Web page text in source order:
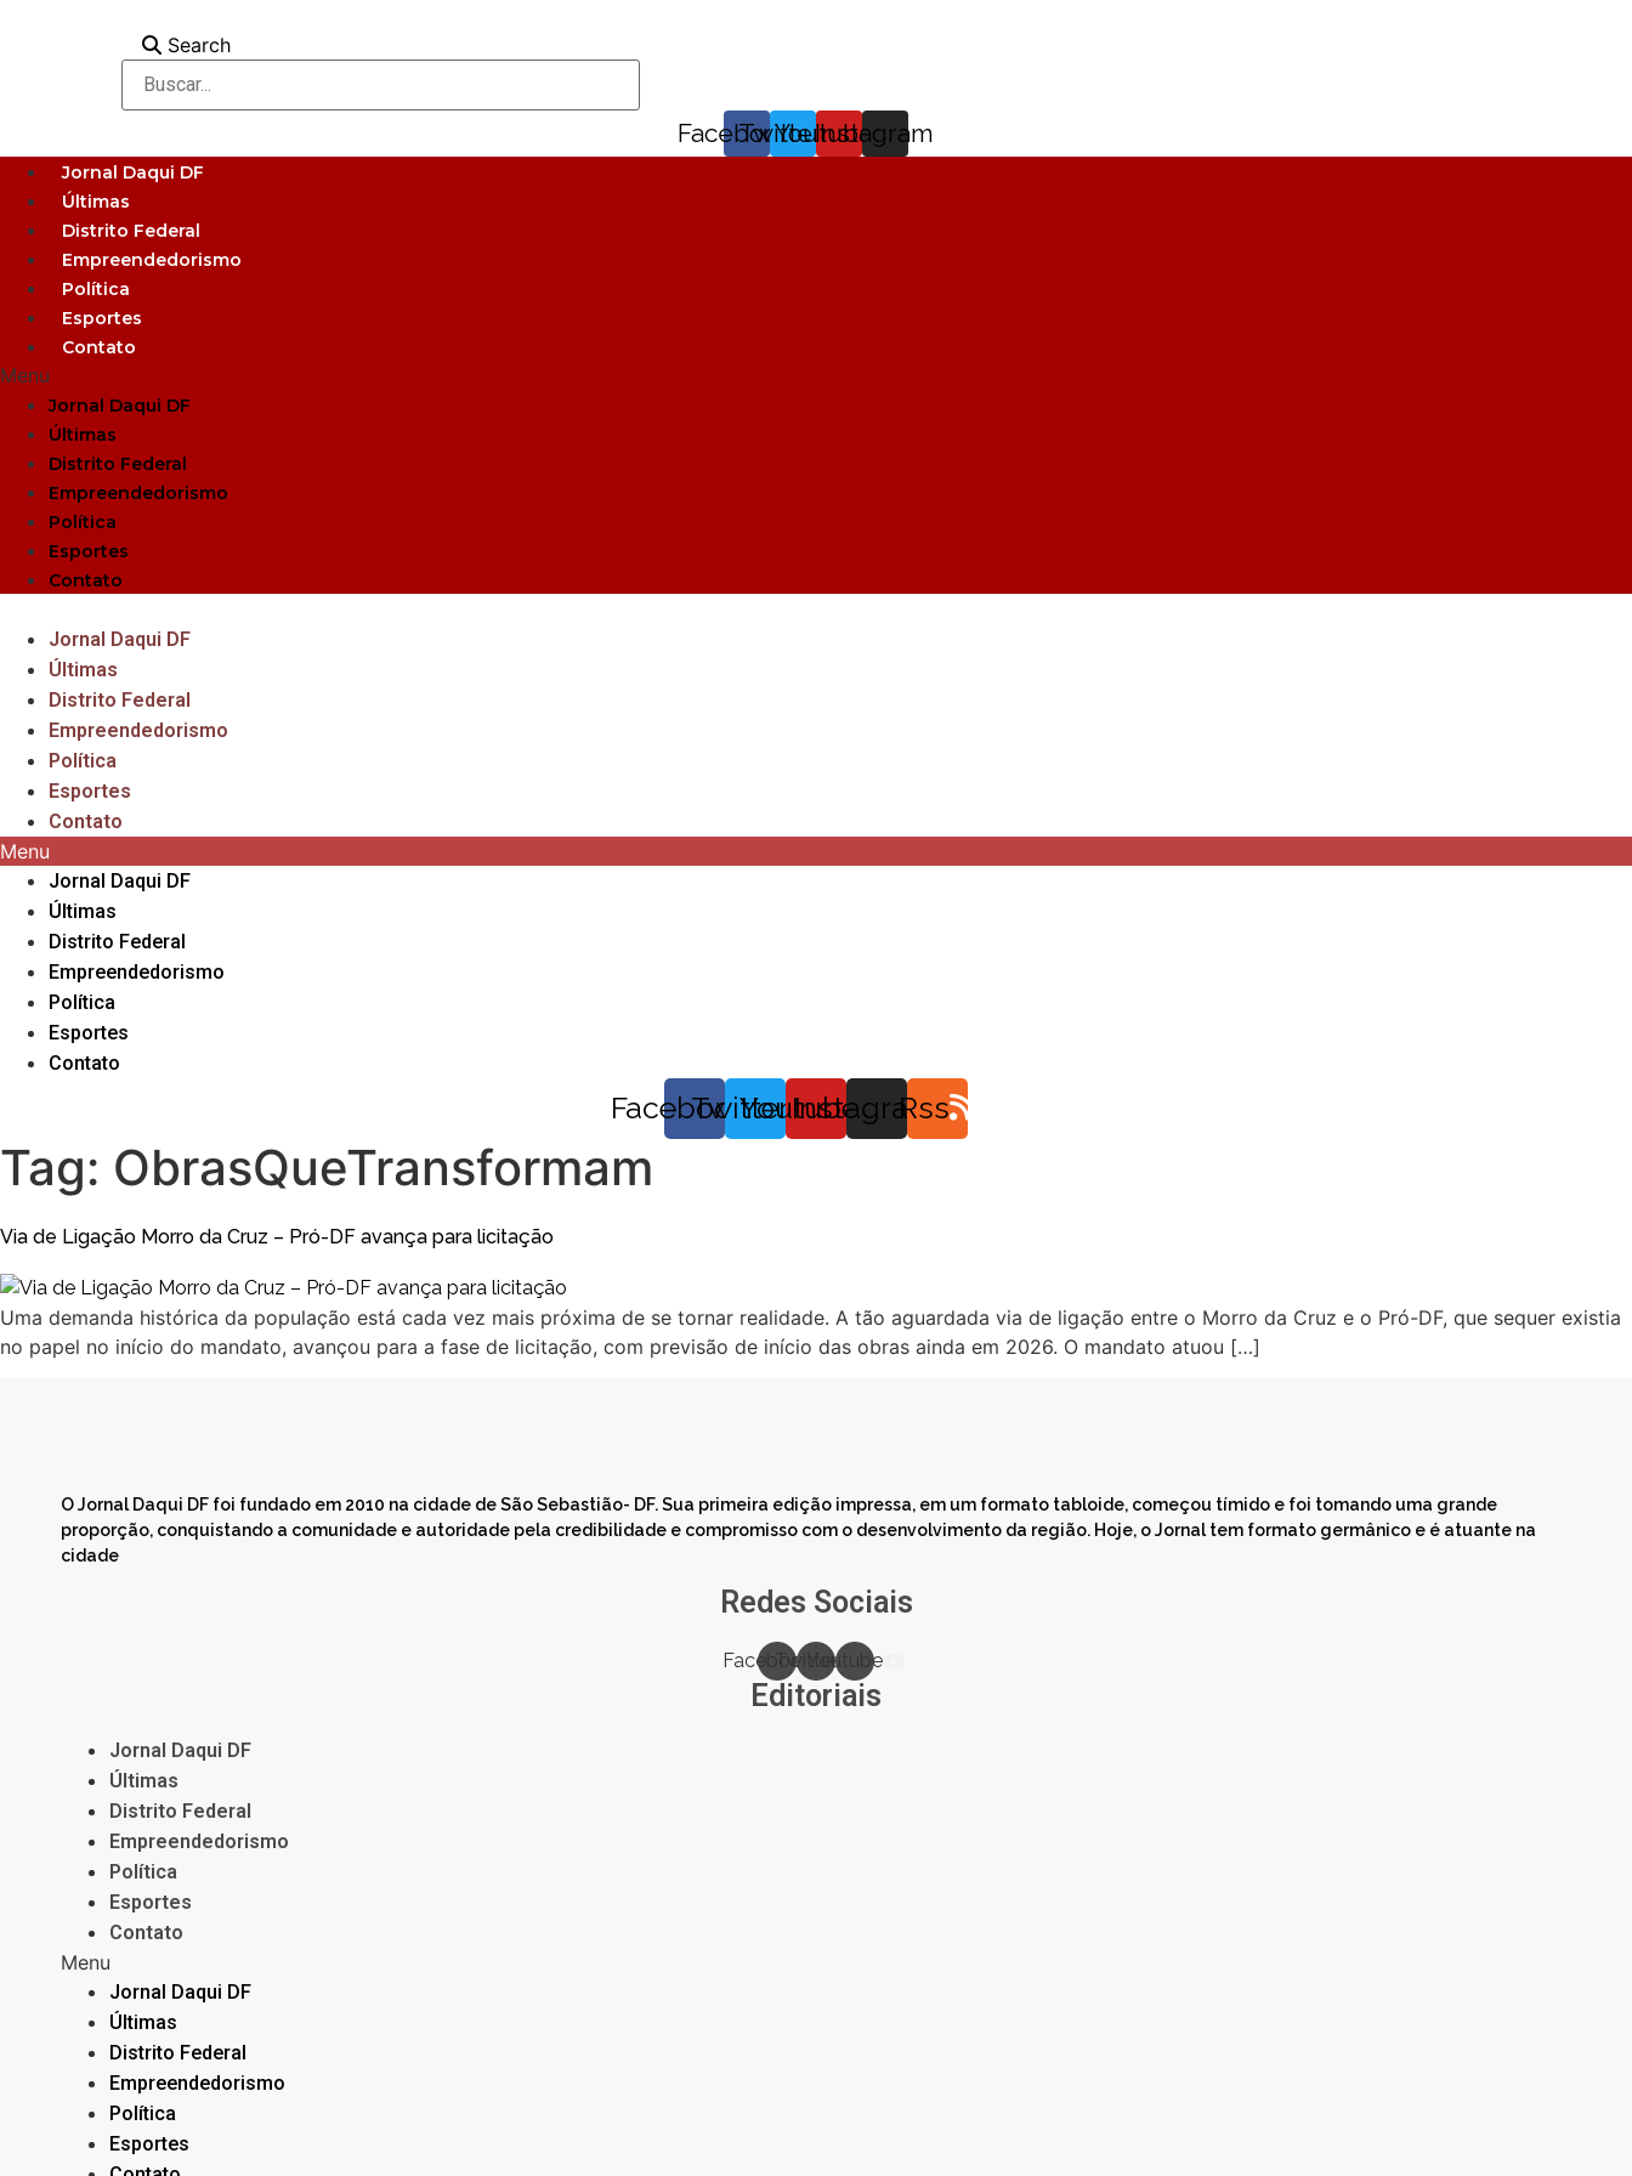
Search
Facebook
Twitter
Youtube
Instagram
Jornal Daqui DF
Últimas
Distrito Federal
Empreendedorismo
Política
Esportes
Contato
Menu
Jornal Daqui DF
Últimas
Distrito Federal
Empreendedorismo
Política
Esportes
Contato
Jornal Daqui DF
Últimas
Distrito Federal
Empreendedorismo
Política
Esportes
Contato
Menu
Jornal Daqui DF
Últimas
Distrito Federal
Empreendedorismo
Política
Esportes
Contato
Facebook
TwitterYoutube
Instagram
Rss
Tag: ObrasQueTransformam
Via de Ligação Morro da Cruz – Pró-DF avança para licitação
Uma demanda histórica da população está cada vez mais próxima de se tornar realidade. A tão aguardada via de ligação entre o Morro da Cruz e o Pró-DF, que sequer existia
no papel no início do mandato, avançou para a fase de licitação, com previsão de início das obras ainda em 2026. O mandato atuou […]
O Jornal Daqui DF foi fundado em 2010 na cidade de São Sebastião- DF. Sua primeira edição impressa, em um formato tabloide, começou tímido e foi tomando uma grande
proporção, conquistando a comunidade e autoridade pela credibilidade e compromisso com o desenvolvimento da região. Hoje, o Jornal tem formato germânico e é atuante na
cidade
Redes Sociais
FacebookTwitterYoutube
Editoriais
Jornal Daqui DF
Últimas
Distrito Federal
Empreendedorismo
Política
Esportes
Contato
Menu
Jornal Daqui DF
Últimas
Distrito Federal
Empreendedorismo
Política
Esportes